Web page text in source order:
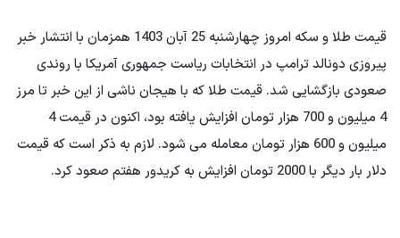
قیمت طلا و سکه امروز چهارشنبه 25 آبان 1403 همزمان با انتشار خبر
پیروزی دونالد ترامپ در انتخابات ریاست جمهوری آمریکا با روندی
صعودی بازگشایی شد. قیمت طلا که با هیجان ناشی از این خبر تا مرز
4 میلیون و 700 هزار تومان افزایش یافته بود، اکنون در قیمت 4
میلیون و 600 هزار تومان معامله می شود. لازم به ذکر است که قیمت
دلار بار دیگر با 2000 تومان افزایش به کریدور هفتم صعود کرد.